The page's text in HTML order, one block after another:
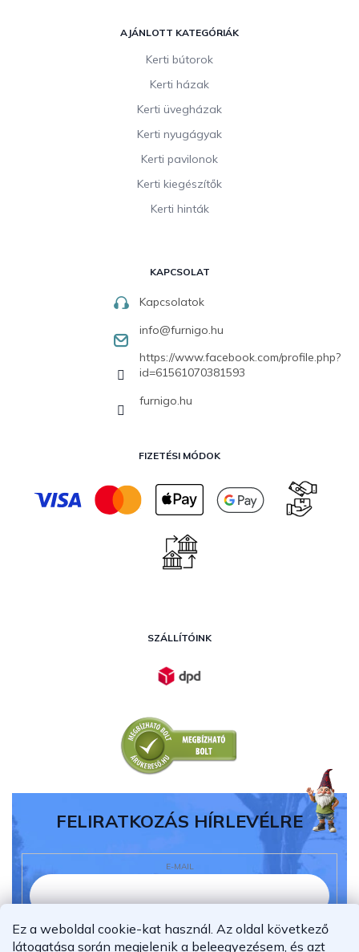
Ez a weboldal cookie-kat használ. Az oldal következő
látogatása során megjelenik a beleegyezésem, és azt
AJÁNLOTT KATEGÓRIÁK
Kerti bútorok
Kerti házak
Kerti üvegházak
Kerti nyugágyak
Kerti pavilonok
Kerti kiegészítők
Kerti hinták
KAPCSOLAT
Kapcsolatok
info@furnigo.hu
https://www.facebook.com/profile.php?
id=61561070381593
furnigo.hu
FIZETÉSI MÓDOK
SZÁLLÍTÓINK
FELIRATKOZÁS HÍRLEVÉLRE
E-MAIL
Elolvastam és megértettem azadatvédelmi